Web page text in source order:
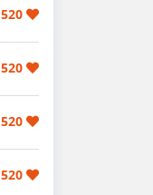
520
520
520
520